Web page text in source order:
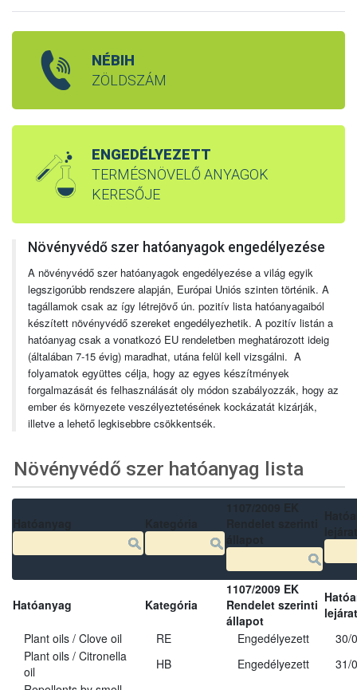
NÉBIH
ZÖLDSZÁM
ENGEDÉLYEZETT
TERMÉSNÖVELŐ ANYAGOK
KERESŐJE
Növényvédő szer hatóanyagok engedélyezése
A növényvédő szer hatóanyagok engedélyezése a világ egyik
legszigorúbb rendszere alapján, Európai Uniós szinten történik. A
tagállamok csak az így létrejövő ún. pozitív lista hatóanyagaiból
készített növényvédő szereket engedélyezhetik. A pozitív listán a
hatóanyag csak a vonatkozó EU rendeletben meghatározott ideig
(általában 7-15 évig) maradhat, utána felül kell vizsgálni. A
folyamatok együttes célja, hogy az egyes készítmények
forgalmazását és felhasználását oly módon szabályozzák, hogy az
ember és környezete veszélyeztetésének kockázatát kizárják,
illetve a lehető legkisebbre csökkentsék.
Növényvédő szer hatóanyag lista
Hatóanyag Kategória
1107/2009 EK
Rendelet szerinti
állapot
Plant oils / Clove oil
RE Engedélyezett
30/
Plant oils / Citronella
oil
HB Engedélyezett
31/